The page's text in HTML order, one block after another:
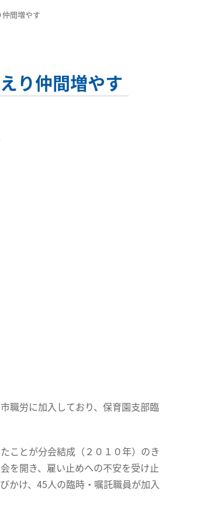
間増やす
り仲間増やす
職労に加入しており、保育園支部臨
ことが分会結成（２０１０年）のき
を開き、雇い止めへの不安を受け止
かけ、45人の臨時・嘱託職員が加入